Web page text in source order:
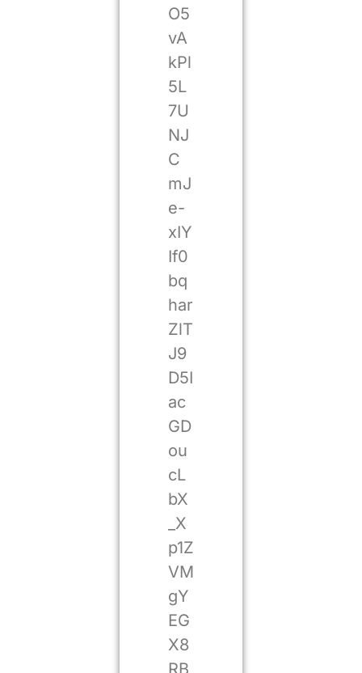
O5
vA
kPl
5L
7U
NJ
C
mJ
e-
xIY
If0
bq
har
ZlT
J9
D5I
ac
GD
ou
cL
bX
_X
p1Z
VM
gY
EG
X8